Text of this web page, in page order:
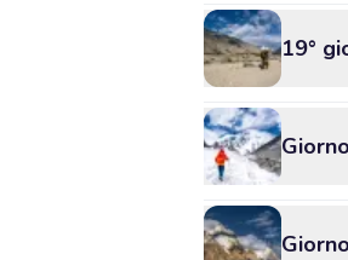
19°